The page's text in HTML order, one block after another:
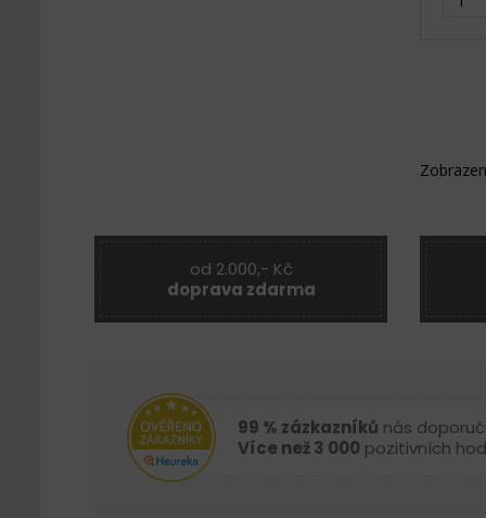
od 2.000,- Kč
doprava zdarma
99 % zázkazníků nás
Více než 3 000 pozitivních